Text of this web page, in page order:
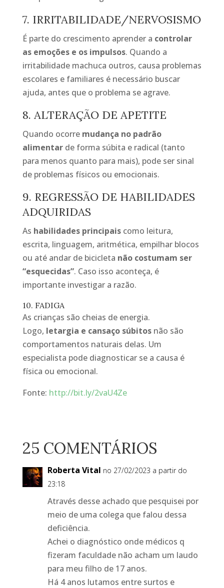
7. IRRITABILIDADE/NERVOSISMO
É parte do crescimento aprender a controlar
as emoções e os impulsos. Quando a
irritabilidade machuca outros, causa problemas
escolares e familiares é necessário buscar
ajuda, antes que o problema se agrave.
8. ALTERAÇÃO DE APETITE
Quando ocorre mudança no padrão
alimentarde forma súbita e radical (tanto
para menos quanto para mais), pode ser sinal
de problemas físicos ou emocionais.
9. REGRESSÃO DE HABILIDADES
ADQUIRIDAS
As habilidades principaiscomo leitura,
escrita, linguagem, aritmética, empilhar blocos
ou até andar de bicicleta não costumam ser
“esquecidas”. Caso isso aconteça, é
importante investigar a razão.
10. FADIGA
As crianças são cheias de energia.
Logo, letargia e cansaço súbitosnão são
comportamentos naturais delas. Um
especialista pode diagnosticar se a causa é
física ou emocional.
Fonte: http://bit.ly/2vaU4Ze
25 COMENTÁRIOS
Roberta Vital no 27/02/2023 a partir do
23:18
Através desse achado que pesquisei por
meio de uma colega que falou dessa
deficiência.
Achei o diagnóstico onde médicos q
fizeram faculdade não acham um laudo
para meu filho de 17 anos.
Há 4 anos lutamos entre surtos e